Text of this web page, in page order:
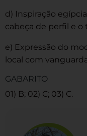
d) Inspiração
cabeça de perfil e o
e) Expressão do
local com
GABARITO
01) B; 02) C; 03) C.